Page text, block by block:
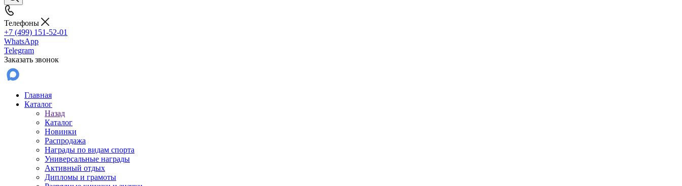
Телефоны
+7 (499) 151-52-01
WhatsApp
Telegram
Заказать звонок
Главная
Каталог
Назад
Каталог
Новинки
Распродажа
Награды по видам спорта
Универсальные награды
Активный отдых
Дипломы и грамоты